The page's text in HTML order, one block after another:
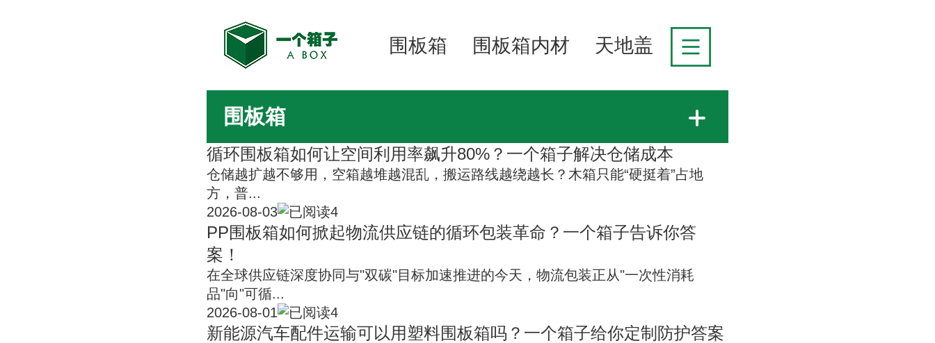
围板箱 围板箱内材 天地盖
围板箱
循环围板箱如何让空间利用率飙升80%？一个箱子解决仓储成本
仓储越扩越不够用，空箱越堆越混乱，搬运路线越绕越长？木箱只能“硬挺着”占地
方，普...
2026-08-03
4
PP围板箱如何掀起物流供应链的循环包装革命？一个箱子告诉你答
案！
在全球供应链深度协同与"双碳"目标加速推进的今天，物流包装正从"一次性消耗
品"向"可循...
2026-08-01
4
新能源汽车配件运输可以用塑料围板箱吗？一个箱子给你定制防护答案